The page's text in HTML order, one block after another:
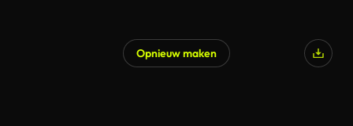
Opnieuw maken